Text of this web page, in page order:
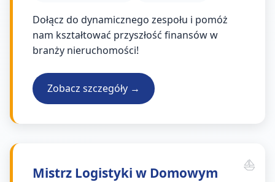
Dołącz do dynamicznego zespołu i pomóż
nam kształtować przyszłość finansów w
branży nieruchomości!
Zobacz szczegóły →
Mistrz Logistyki w Domowym